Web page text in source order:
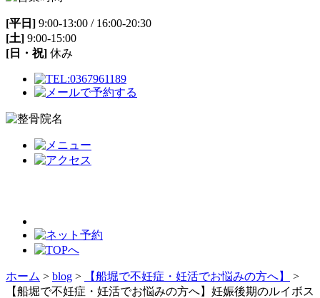
[平日] 9:00-13:00 / 16:00-20:30
[土] 9:00-15:00
[日・祝] 休み
ホーム > blog > 【船堀で不妊症・妊活でお悩みの方へ】
>
【船堀で不妊症・妊活でお悩みの方へ】妊娠後期のルイボス